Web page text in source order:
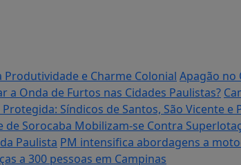
e Charme Colonial Apagão no
a Onda de Furtos nas Cidades Paulistas?
Protegida: Síndicos de Santos, São Vicente
Sorocaba Mobilizam-se Contra
Paulista PM intensifica abordagens a
a 300 pessoas em Campinas